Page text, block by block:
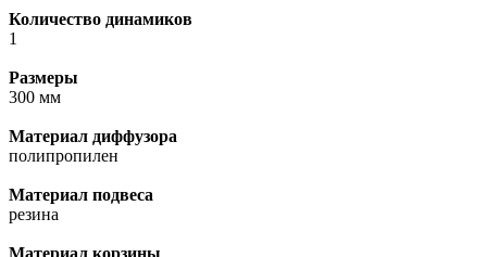
Количество динамиков
1
Размеры
300 мм
Материал диффузора
полипропилен
Материал подвеса
резина
Материал корзины